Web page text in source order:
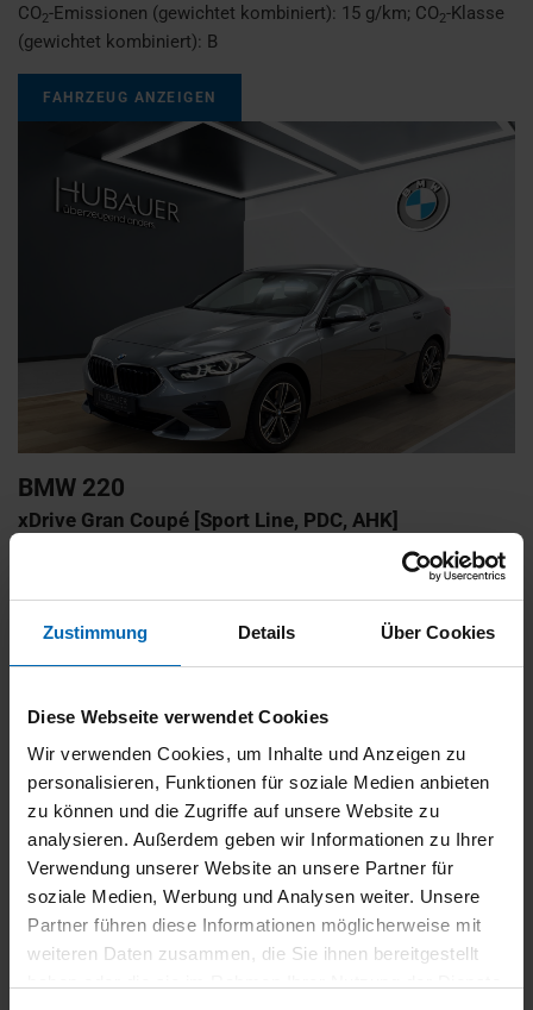
Zustimmung Details Über Cookies
Diese Webseite verwendet Cookies
Wir verwenden Cookies, um Inhalte und Anzeigen zu
personalisieren, Funktionen für soziale Medien anbieten
zu können und die Zugriffe auf unsere Website zu
analysieren. Außerdem geben wir Informationen zu Ihrer
Verwendung unserer Website an unsere Partner für
soziale Medien, Werbung und Analysen weiter. Unsere
Partner führen diese Informationen möglicherweise mit
weiteren Daten zusammen, die Sie ihnen bereitgestellt
CO2-Emissionen (gewichtet kombiniert): 15 g/km; CO2-Klasse
(gewichtet kombiniert): B
FAHRZEUG ANZEIGEN
BMW 220
xDrive Gran Coupé [Sport Line, PDC, AHK]
Kilometerstand
Zustand
Gebrauchtwagen
Leistung
140 kW / 190 PS
Hubraum
1995 ccm
Kraftstoff
Diesel
27.890 €
19% MwSt.
-Emissionen